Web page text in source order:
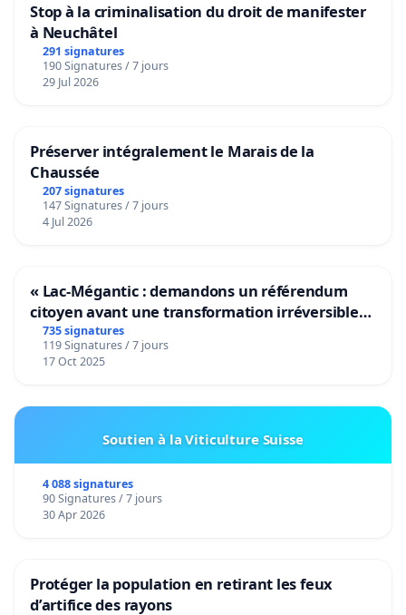
Stop à la criminalisation du droit de manifester
à Neuchâtel
291 signatures
190 Signatures / 7 jours
29 Jul 2026
Préserver intégralement le Marais de la
Chaussée
207 signatures
147 Signatures / 7 jours
4 Jul 2026
« Lac-Mégantic : demandons un référendum
citoyen avant une transformation irréversible
de notre territoire »
735 signatures
119 Signatures / 7 jours
17 Oct 2025
Soutien à la Viticulture Suisse
4 088 signatures
90 Signatures / 7 jours
30 Apr 2026
Protéger la population en retirant les feux
d’artifice des rayons